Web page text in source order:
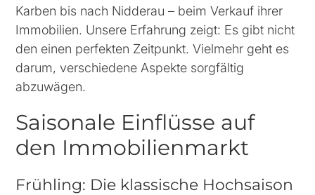
Karben bis nach Nidderau – beim Verkauf ihrer
Immobilien. Unsere Erfahrung zeigt: Es gibt nicht
den einen perfekten Zeitpunkt. Vielmehr geht es
darum, verschiedene Aspekte sorgfältig
abzuwägen.
Saisonale Einflüsse auf
den Immobilienmarkt
Frühling: Die klassische Hochsaison